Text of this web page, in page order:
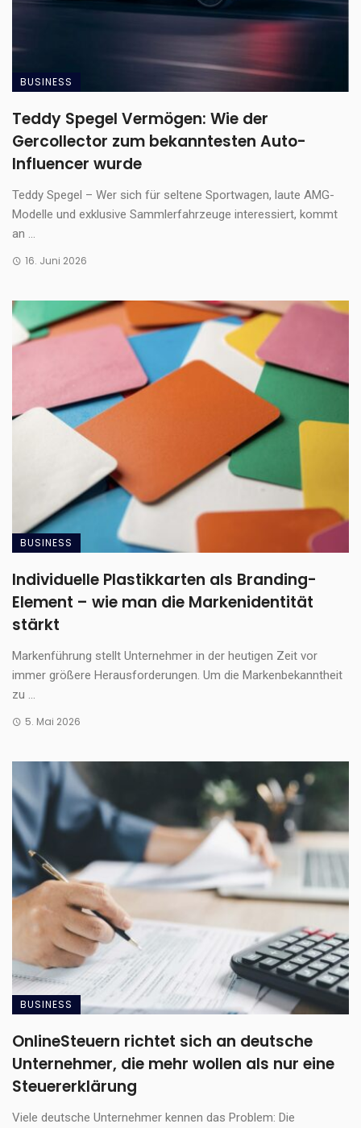
BUSINESS
Teddy Spegel Vermögen: Wie der
Gercollector zum bekanntesten Auto-
Influencer wurde
Teddy Spegel – Wer sich für seltene Sportwagen, laute AMG-
Modelle und exklusive Sammlerfahrzeuge interessiert, kommt
an ...
16. Juni 2026
BUSINESS
Individuelle Plastikkarten als Branding-
Element – wie man die Markenidentität
stärkt
Markenführung stellt Unternehmer in der heutigen Zeit vor
immer größere Herausforderungen. Um die Markenbekanntheit
zu ...
5. Mai 2026
BUSINESS
OnlineSteuern richtet sich an deutsche
Unternehmer, die mehr wollen als nur eine
Steuererklärung
Viele deutsche Unternehmer kennen das Problem: Die